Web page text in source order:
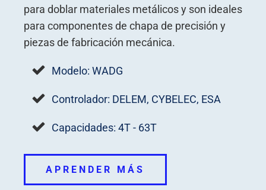
para doblar materiales metálicos y son ideales
para componentes de chapa de precisión y
piezas de fabricación mecánica.
Modelo: WADG
Controlador: DELEM, CYBELEC, ESA
Capacidades: 4T - 63T
APRENDER MÁS